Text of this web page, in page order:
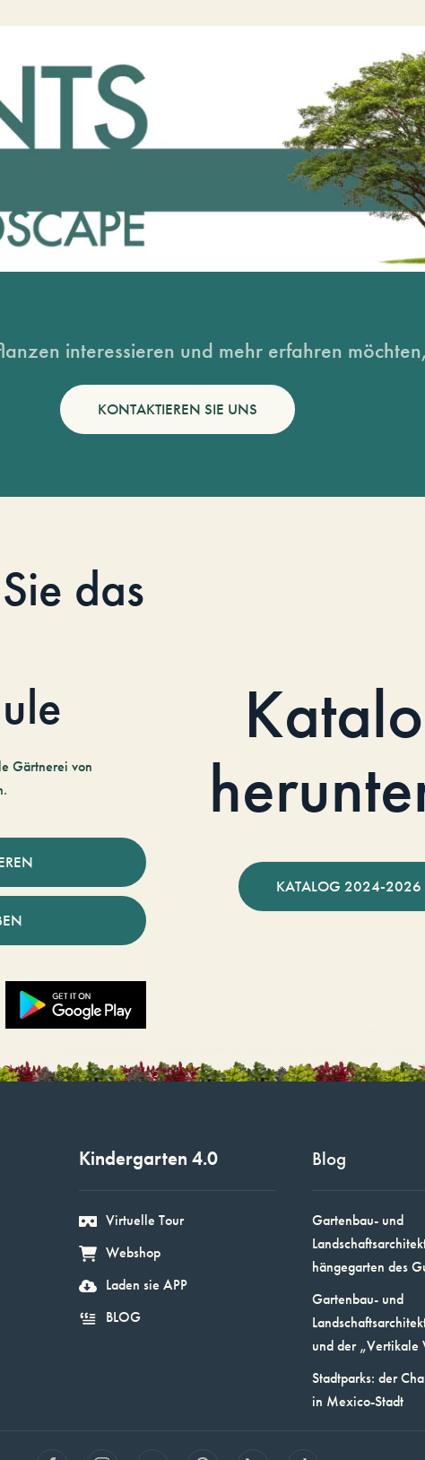
interessieren und mehr erfahren
KONTAKTIEREN SIE UNS
das
Gärtnerei von
KATALOG 2024-2026
Kindergarten 4.0
Virtuelle Tour
Webshop
Laden sie APP
BLOG
Blog
Gartenbau- und
hängegarten des
Gartenbau- und
und der „Vertikale
Stadtparks: der
in Mexico-Stadt